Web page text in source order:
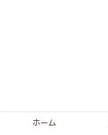
ホーム